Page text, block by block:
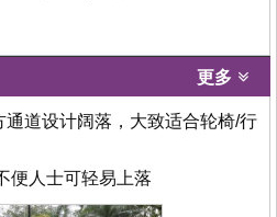
更多
道设计阔落，大致适合轮椅/行
便人士可轻易上落